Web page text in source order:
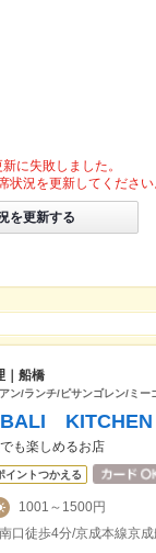
に失敗しました。
状況を更新してください
を更新する
｜船橋
ン/ランチ/ピサンゴレン/ミー
BALI KITCHEN
も楽しめるお店
イントつかえる
1001～1500円
口徒歩4分/京成本線京